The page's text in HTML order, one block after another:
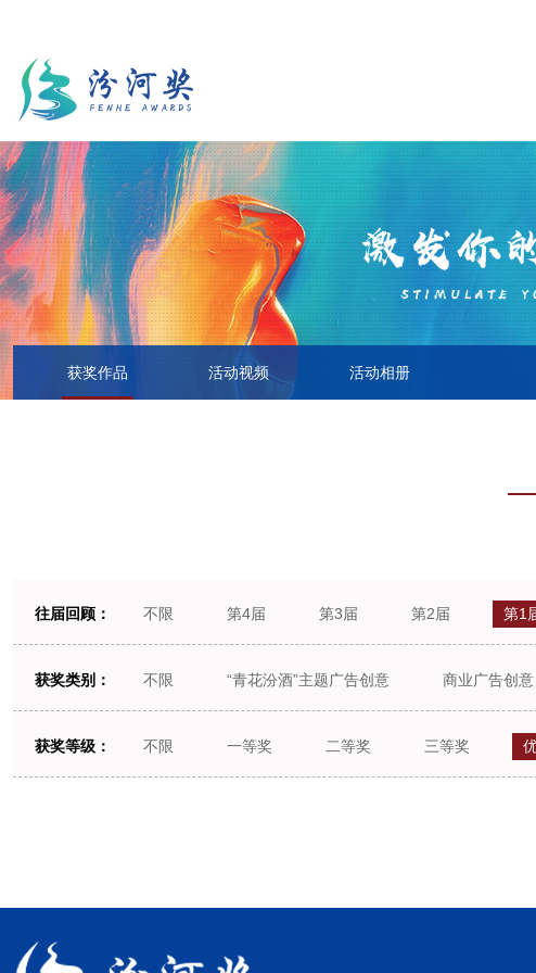
获奖作品 活动视频 活动相册
往届回顾： 不限 第4届 第3届 第2届 第1
获奖类别： 不限 “青花汾酒”主题广告创意 商业广告创意
获奖等级： 不限 一等奖 二等奖 三等奖